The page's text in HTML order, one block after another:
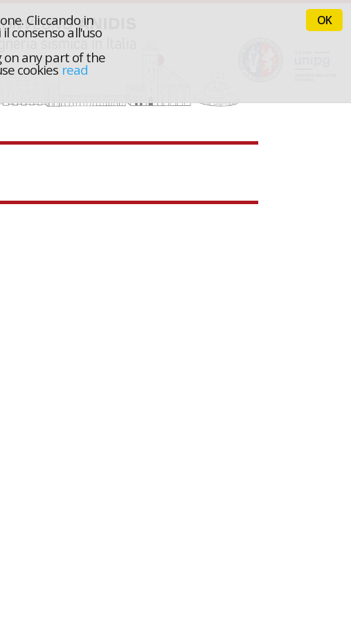
Cliccando in
consenso all'uso
on any part of the
cookies read
OK